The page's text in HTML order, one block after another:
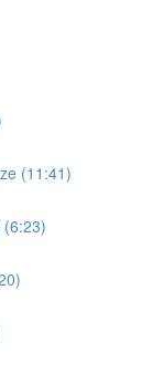
(11:41)